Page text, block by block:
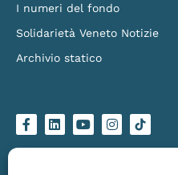
I numeri del fondo
Solidarietà Veneto Notizie
Archivio statico
c
e
b
n
k
e
u
t
u
s
t
a
g
o
-